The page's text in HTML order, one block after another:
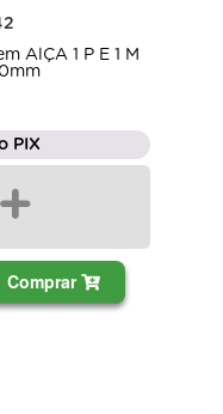
AlÇA 1 P E 1 M
PIX
+
Comprar